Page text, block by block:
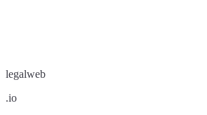
legalweb
.io